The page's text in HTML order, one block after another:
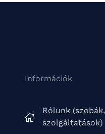
Információk
Rólunk (szobák,
szolgáltatások)